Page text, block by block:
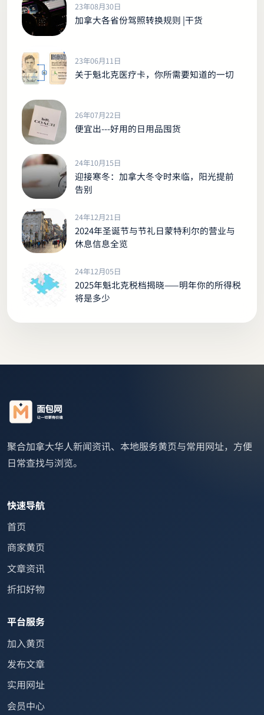
23年08月30日
加拿大各省份驾照转换规则 |干货
23年06月11日
关于魁北克医疗卡，你所需要知道的一切
26年07月22日
便宜出---好用的日用品囤货
24年10月15日
迎接寒冬：加拿大冬令时来临，阳光提前
告别
24年12月21日
2024年圣诞节与节礼日蒙特利尔的营业与
休息信息全览
24年12月05日
2025年魁北克税档揭晓——明年你的所得税
将是多少
聚合加拿大华人新闻资讯、本地服务黄页与常用网址，方便
日常查找与浏览。
快速导航
首页
商家黄页
文章资讯
折扣好物
平台服务
加入黄页
发布文章
实用网址
会员中心